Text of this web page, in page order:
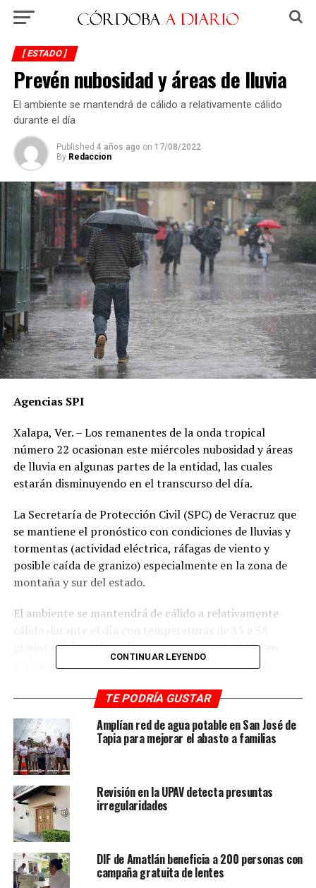
[ ESTADO ]
Prevén nubosidad y áreas de lluvia
El ambiente se mantendrá de cálido a relativamente cálido
durante el día
Published 4 años ago on 17/08/2022
By Redaccion
Agencias SPI
Xalapa, Ver. – Los remanentes de la onda tropical
número 22 ocasionan este miércoles nubosidad y áreas
de lluvia en algunas partes de la entidad, las cuales
estarán disminuyendo en el transcurso del día.
La Secretaría de Protección Civil (SPC) de Veracruz que
se mantiene el pronóstico con condiciones de lluvias y
tormentas (actividad eléctrica, ráfagas de viento y
posible caída de granizo) especialmente en la zona de
montaña y sur del estado.
El ambiente se mantendrá de cálido a relativamente
cálido durante el día con temperaturas de 35 a 38
grados Celsius (°C) en llanuras y costa; 25 a 29°C en
regiones de montaña y de templado a fresco en la
El viento será del sureste, este y noreste de 20 a 30
kilómetros por hora (km/h) y rachas de 35 a 45 km/h en
la costa.
Finalmente, modelos climáticos a mediano plazo, dan
seguimiento a una onda tropical activa que cruzará la
Península de Yucatán entre viernes y sábado,
propiciando un aumento notable en las lluvias y
tormentas en la entidad veracruzana.
RELATED TOPICS: FEATURED
CONTINUAR LEYENDO
TE PODRÍA GUSTAR
Amplían red de agua potable en San José de
Tapia para mejorar el abasto a familias
Revisión en la UPAV detecta presuntas
irregularidades
DIF de Amatlán beneficia a 200 personas con
campaña gratuita de lentes